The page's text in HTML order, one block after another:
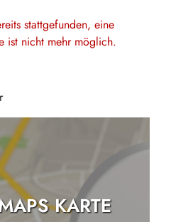
stattgefunden, eine
ist nicht mehr möglich.
KARTE